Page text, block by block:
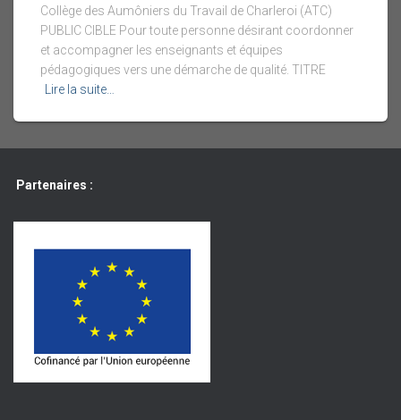
Collège des Aumôniers du Travail de Charleroi (ATC)
PUBLIC CIBLE Pour toute personne désirant coordonner
et accompagner les enseignants et équipes
pédagogiques vers une démarche de qualité. TITRE
Lire la suite…
Partenaires :